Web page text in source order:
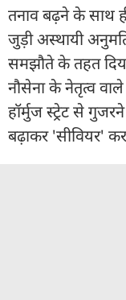
तनाव बढ़ने के साथ
जुड़ी अस्थायी
समझौते के तहत
नौसेना के नेतृत्व
हॉर्मुज स्ट्रेट से
बढ़ाकर 'सीवियर'